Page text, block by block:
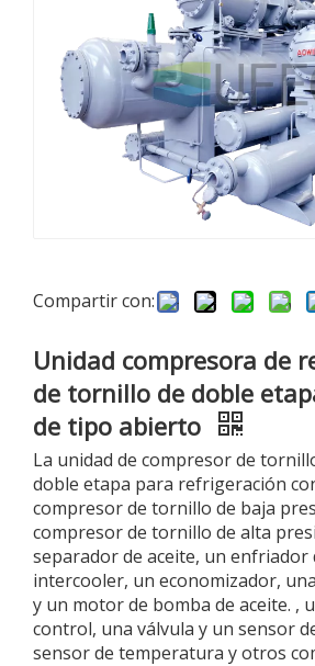
Compartir con:
Unidad compresora de
de tornillo de doble
de tipo abierto
La unidad de compresor de
doble etapa para refrigeración
compresor de tornillo de baja
compresor de tornillo de alta
separador de aceite, un enfriador
intercooler, un economizador,
y un motor de bomba de aceite. ,
control, una válvula y un sensor
sensor de temperatura y otros